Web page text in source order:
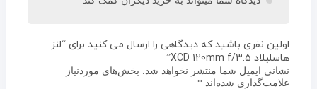
اولین نفری باشید که دیدگاهی را ارسال می کنید برای “لنز
هاسلبلاد XCD 120mm f/3.5”
نشانی ایمیل شما منتشر نخواهد شد.
بخش‌های موردنیاز
علامت‌گذاری شده‌اند *